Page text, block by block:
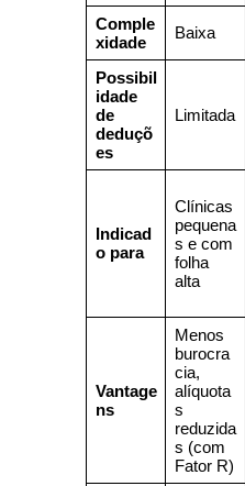
Comple
xidade
Baixa
Possibil
idade
de
deduçõ
es
Limitada
Indicad
o para
Clínicas
pequena
s e com
folha
alta
Vantage
ns
Menos
burocra
cia,
alíquota
s
reduzida
s (com
Fator R)